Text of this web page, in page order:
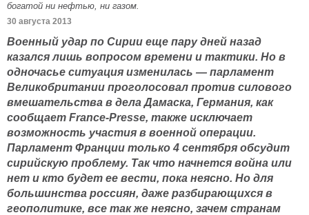
богатой ни нефтью, ни газом.
30 августа 2013
Военный удар по Сирии еще пару дней назад
казался лишь вопросом времени и тактики. Но в
одночасье ситуация изменилась — парламент
Великобритании проголосовал против силового
вмешательства в дела Дамаска, Германия, как
сообщает France-Presse, также исключает
возможность участия в военной операции.
Парламент Франции только 4 сентября обсудит
сирийскую проблему. Так что начнется война или
нет и кто будет ее вести, пока неясно. Но для
большинства россиян, даже разбирающихся в
геополитике, все так же неясно, зачем странам